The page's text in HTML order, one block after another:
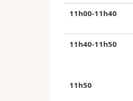
11h00-11h40
11h40-11h50
11h50